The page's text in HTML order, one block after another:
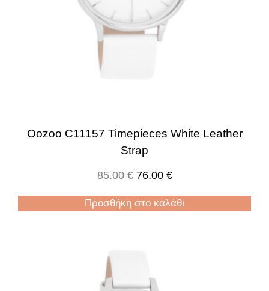
Oozoo C11157 Timepieces White Leather
Strap
85.00€ 76.00 €
Προσθήκη στο καλάθι